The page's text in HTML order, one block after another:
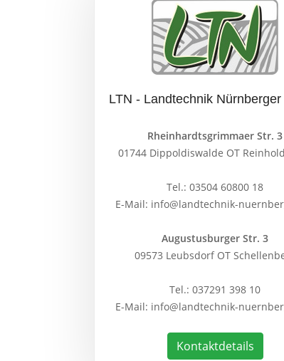
LTN - Landtechnik Nürnberger
Rheinhardtsgrimmaer Str. 3
01744 Dippoldiswalde OT
Tel.: 03504 60800 18
E-Mail: info@landtechnik-
Augustusburger Str. 3
09573 Leubsdorf OT
Tel.: 037291 398 10
E-Mail: info@landtechnik-
Kontaktdetails